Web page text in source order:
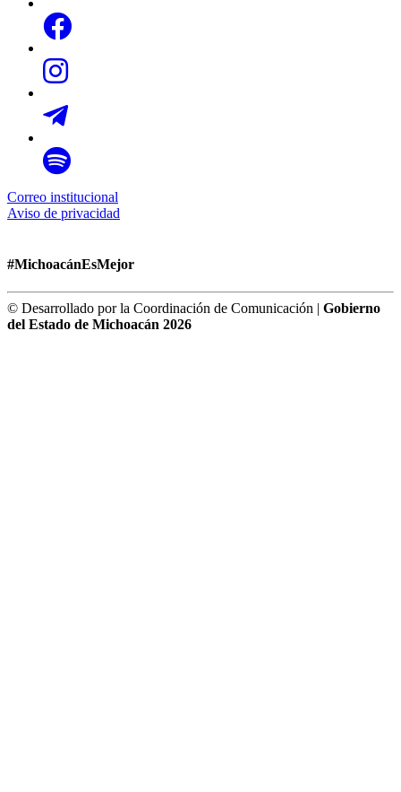
Correo institucional
Aviso de privacidad
#MichoacánEsMejor
© Desarrollado por la Coordinación de Comunicación | Gobierno
del Estado de Michoacán 2026